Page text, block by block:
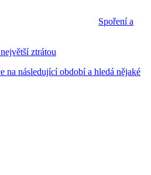
Spoření a
ztrátou
na následující období a hledá nějaké